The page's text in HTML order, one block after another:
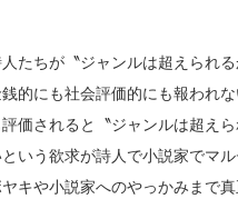
たちが〝ジャンルは超えられる
的にも社会評価的にも報われ
価されると〝ジャンルは超えら
いう欲求が詩人で小説家でマ
キや小説家へのやっかみまで